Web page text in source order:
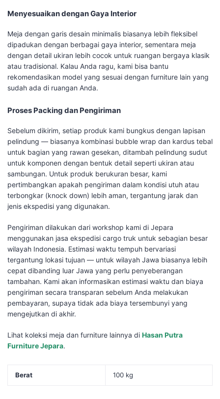
Menyesuaikan dengan Gaya Interior
Meja dengan garis desain minimalis biasanya lebih fleksibel
dipadukan dengan berbagai gaya interior, sementara meja
dengan detail ukiran lebih cocok untuk ruangan bergaya klasik
atau tradisional. Kalau Anda ragu, kami bisa bantu
rekomendasikan model yang sesuai dengan furniture lain yang
sudah ada di ruangan Anda.
Proses Packing dan Pengiriman
Sebelum dikirim, setiap produk kami bungkus dengan lapisan
pelindung — biasanya kombinasi bubble wrap dan kardus tebal
untuk bagian yang rawan gesekan, ditambah pelindung sudut
untuk komponen dengan bentuk detail seperti ukiran atau
sambungan. Untuk produk berukuran besar, kami
pertimbangkan apakah pengiriman dalam kondisi utuh atau
terbongkar (knock down) lebih aman, tergantung jarak dan
jenis ekspedisi yang digunakan.
Pengiriman dilakukan dari workshop kami di Jepara
menggunakan jasa ekspedisi cargo truk untuk sebagian besar
wilayah Indonesia. Estimasi waktu tempuh bervariasi
tergantung lokasi tujuan — untuk wilayah Jawa biasanya lebih
cepat dibanding luar Jawa yang perlu penyeberangan
tambahan. Kami akan informasikan estimasi waktu dan biaya
pengiriman secara transparan sebelum Anda melakukan
pembayaran, supaya tidak ada biaya tersembunyi yang
mengejutkan di akhir.
Lihat koleksi meja dan furniture lainnya di Hasan Putra
Furniture Jepara.
Berat 100 kg